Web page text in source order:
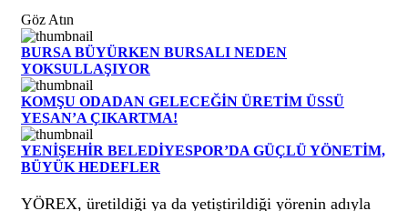
Göz Atın
BURSA BÜYÜRKEN BURSALI NEDEN
YOKSULLAŞIYOR
KOMŞU ODADAN GELECEĞİN ÜRETİM ÜSSÜ
YESAN’A ÇIKARTMA!
YENİŞEHİR BELEDİYESPOR’DA GÜÇLÜ YÖNETİM,
BÜYÜK HEDEFLER
YÖREX, üretildiği ya da yetiştirildiği yörenin adıyla